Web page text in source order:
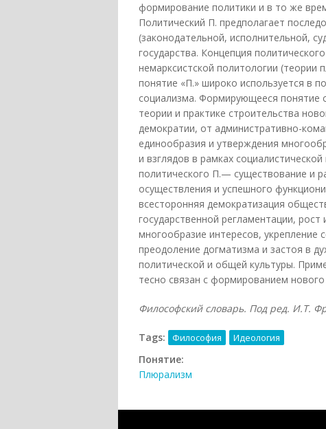
формирование политики и в то же
Политический П. предполагает
(законодательной, исполнительной,
государства. Концепция
немарксистской политологии (теории
понятие «П.» широко используется в
социализма. Формирующееся понятие
теории и практике строительства
демократии, от административно-
единообразия и утверждения
и взглядов в рамках
политического П.— существование и
осуществления и успешного
всесторонняя демократизация
государственной регламентации,
многообразие интересов, укрепление
преодоление догматизма и застоя в
политической и общей культуры.
тесно связан с формированием
Философский словарь. Под ред. И.Т.
Tags: Философия Идеология
Понятие:
Плюрализм